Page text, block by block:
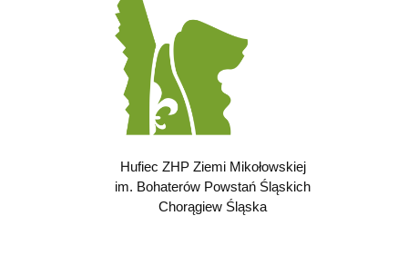
Hufiec ZHP Ziemi Mikołowskiej
im. Bohaterów Powstań Śląskich
Chorągiew Śląska